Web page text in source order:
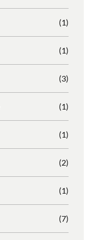
(1)
(1)
(3)
(1)
(1)
(2)
(1)
(7)